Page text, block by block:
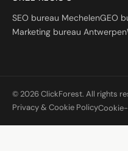
SEO bureau MechelenGEO
Marketing bureau Antwerpen
© 2026 ClickForest. All rights
Privacy & Cookie Policy